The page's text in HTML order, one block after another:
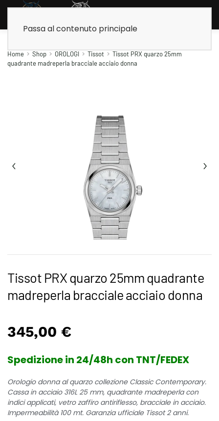
Passa al contenuto principale
Home Shop OROLOGI Tissot
Tissot PRX quarzo 25mm
quadrante madreperla bracciale acciaio donna
Tissot PRX quarzo 25mm quadrante
madreperla bracciale acciaio donna
345,00 €
Spedizione in 24/48h con TNT/FEDEX
Orologio donna al quarzo collezione Classic Contemporary.
Cassa in acciaio 316L 25 mm, quadrante madreperla con
indici applicati, vetro zaffiro antiriflesso, bracciale in acciaio.
Impermeabilità 100 mt. Garanzia ufficiale Tissot 2 anni.